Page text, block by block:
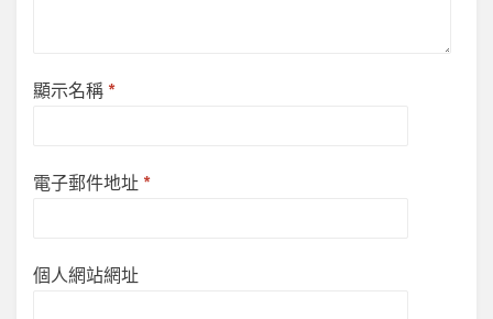
顯示名稱 *
電子郵件地址 *
個人網站網址